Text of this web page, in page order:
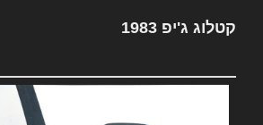
קטלוג ג'יפ 1983